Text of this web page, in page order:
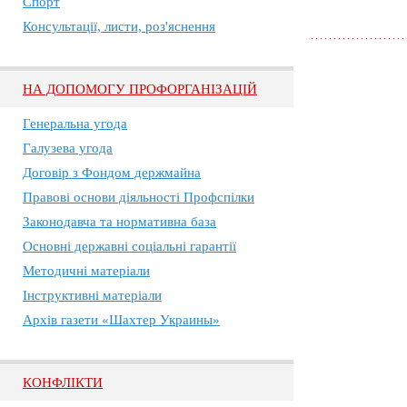
Консультації, листи, роз'яснення
НА ДОПОМОГУ ПРОФОРГАНІЗАЦІЙ
Генеральна угода
Галузева угода
Договір з Фондом держмайна
Правові основи діяльності Профспілки
Законодавча та нормативна база
Основні державні соціальні гарантії
Методичні матеріали
Інструктивні матеріали
Архів газети «Шахтер Украины»
КОНФЛІКТИ